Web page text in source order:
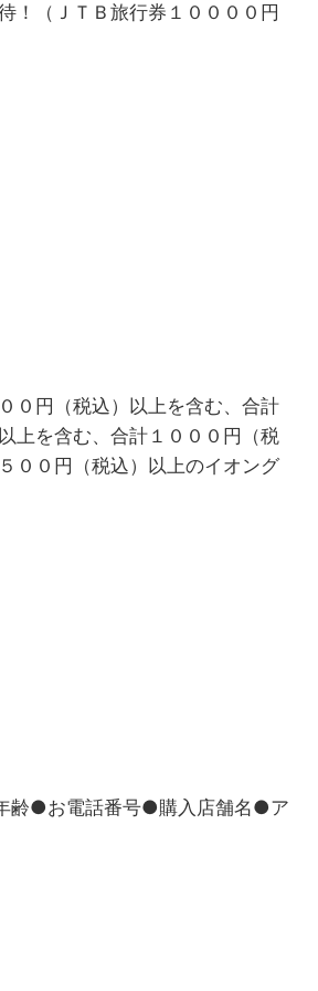
！（ＪＴＢ旅行券１００００円
０円（税込）以上を含む、合計
上を含む、合計１０００円（税
００円（税込）以上のイオング
齢●お電話番号●購入店舗名●ア